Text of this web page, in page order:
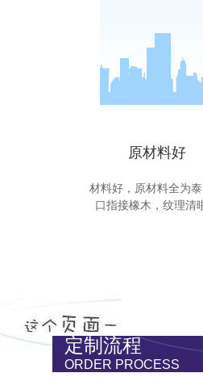
原材料好
材料好，原材料全为
口指接橡木，纹理清
定制流程
ORDER PROCESS